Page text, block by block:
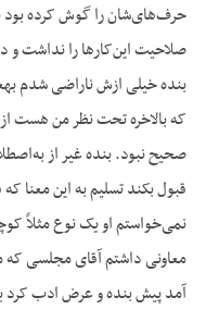
حرف‌های‌شان را گوش کرده بود
صلاحیت این‌کارها را نداشت و
بنده خیلی ازش ناراضی شدم
که بالاخره تحت نظر من هست از
صحیح نبود. بنده غیر از
قبول بکند تسلیم به این معنا
نمی‌خواستم او یک نوع مثلاً
معاونی داشتم آقای مجلسی که
آمد پیش بنده و عرض ادب کرد